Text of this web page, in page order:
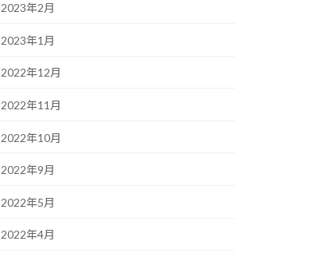
2023年2月
2023年1月
2022年12月
2022年11月
2022年10月
2022年9月
2022年5月
2022年4月